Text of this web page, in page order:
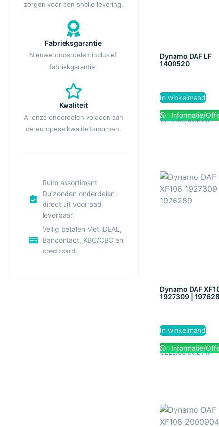
zorgen voor een snelle levering.
Fabrieksgarantie
Nieuwe onderdelen inclusief
fabriekgarantie.
Kwaliteit
Al onze onderdelen voldoen aan
de europese kwaliteitsnormen.
Ruim assortiment
Duizenden onderdelen
direct uit voorraad
leverbaar.
Veilig betalen Met iDEAL,
Bancontact, KBC/CBC en
creditcard.
Dynamo DAF LF
1400520
€240.00 ex. BTW
In winkelmand
Informatie/
Dynamo DAF
1927309 |
€225.00 ex. BTW
In winkelmand
Informatie/